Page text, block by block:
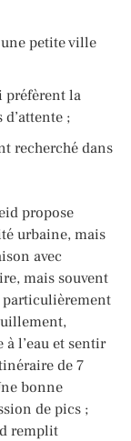
petite ville
préfèrent la
;
recherché dans
propose
urbaine, mais
avec
mais souvent
particulièrement
l’eau et sentir
de 7
bonne
de pics ;
remplit